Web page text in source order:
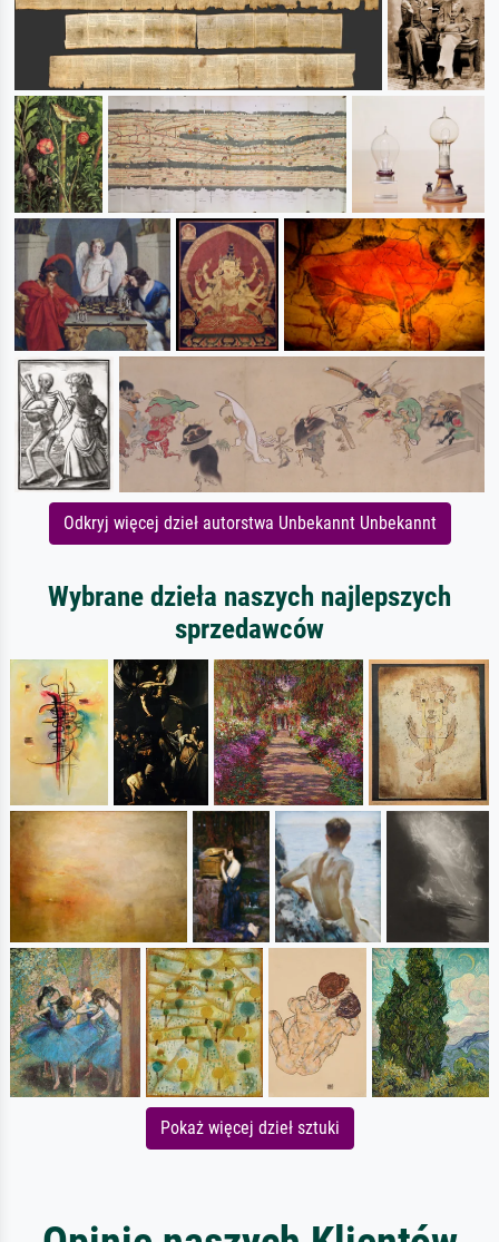
Odkryj więcej dzieł autorstwa Unbekannt Unbekannt
Wybrane dzieła naszych najlepszych
sprzedawców
Pokaż więcej dzieł sztuki